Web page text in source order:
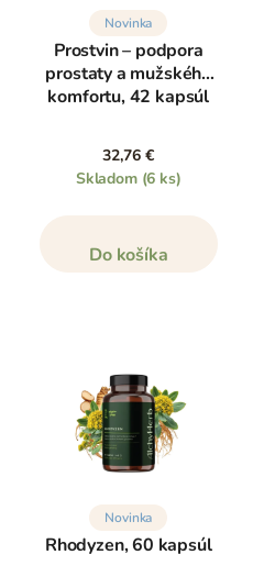
Novinka
Prostvin – podpora
prostaty a mužského
komfortu, 42 kapsúl
32,76 €
Skladom (6 ks)
Do košíka
Novinka
Rhodyzen, 60 kapsúl